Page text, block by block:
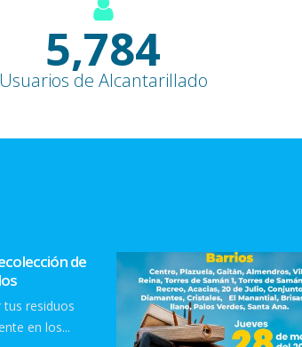
7,600+
Usuarios de Alcantarillado